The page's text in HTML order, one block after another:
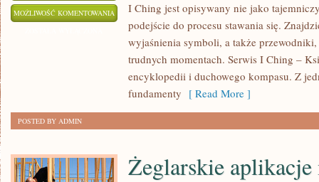
MOŻLIWOŚĆ KOMENTOWANIA LITERATURA
CHIŃSKA
I Ching jest opisywany nie jako
podejście do procesu stawania się.
wyjaśnienia symboli, a także
trudnych momentach. Serwis I Ching –
encyklopedii i duchowego kompasu. Z
fundamenty [ Read More ]
POSTED BY ADMIN
Żeglarskie